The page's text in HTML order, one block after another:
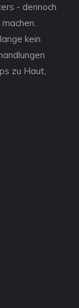
- dennoch
kein
zu Haut,